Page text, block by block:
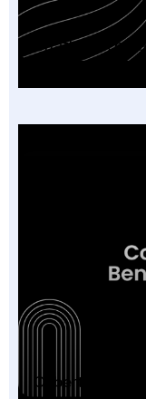
Chatbot IA
Cobertura